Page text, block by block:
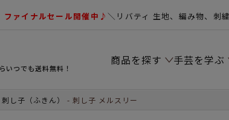
ファイナルセール開催中♪＼リバティ 生地、編み物、刺
いつでも送料無料！
商品を探す 手芸を学ぶ
刺し子（ふきん） 刺し子 メルスリー